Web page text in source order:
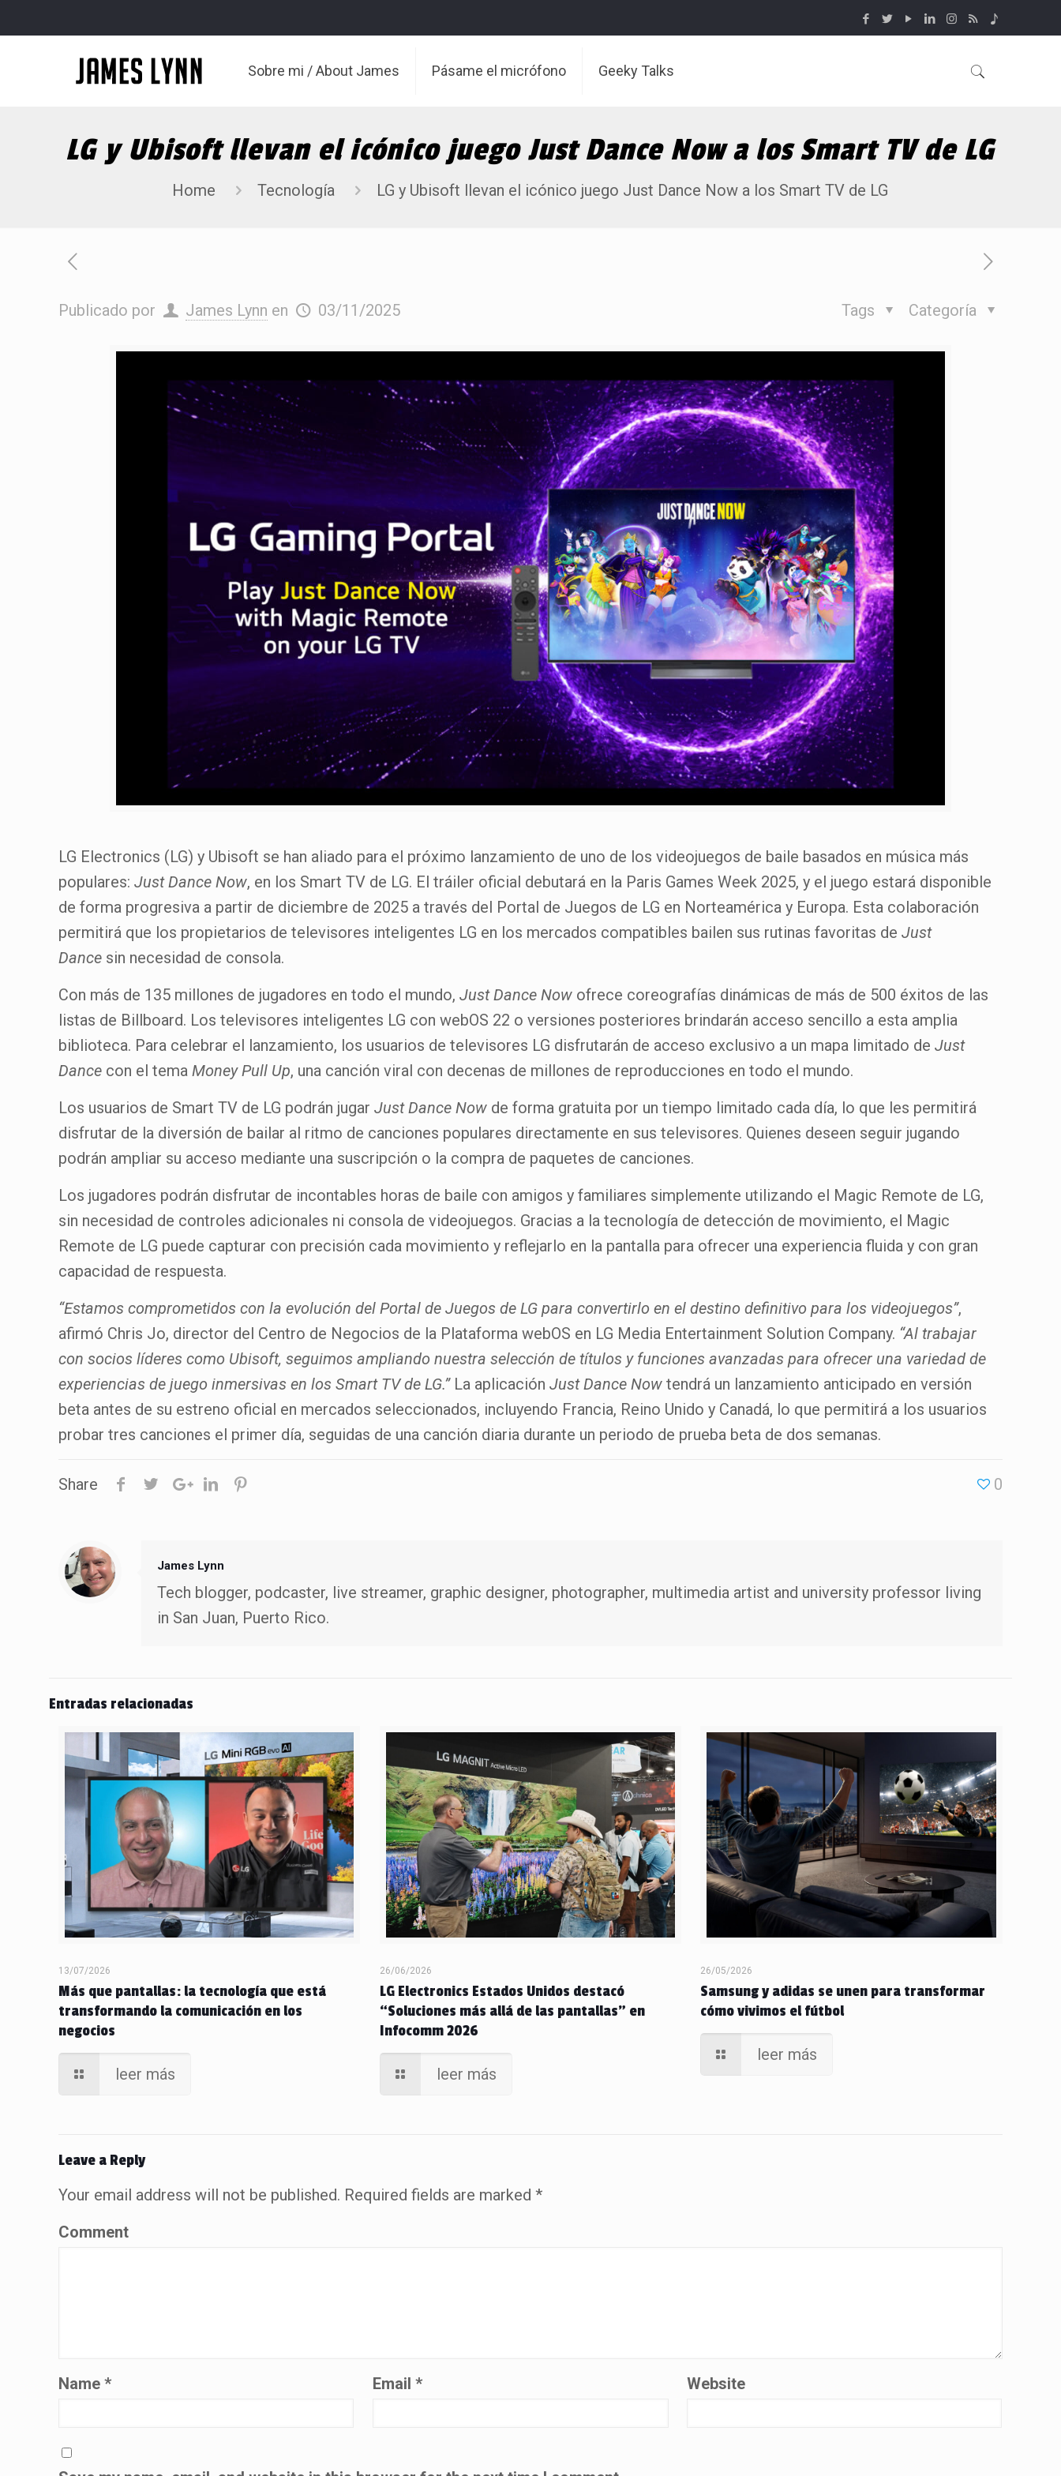
Sobre mi / About James Pásame el micrófono Geeky Talks
LG y Ubisoft llevan el icónico juego Just Dance Now a los Smart TV de LG
Home Tecnología LG y Ubisoft llevan el icónico juego Just Dance Now a los Smart TV de LG
Publicado por James Lynn en 03/11/2025 Categoría
Tags
LG Electronics (LG) y Ubisoft se han aliado para el próximo lanzamiento de uno de los videojuegos de baile basados en música más
populares:Just Dance Now, en los Smart TV de LG. El tráiler oficial debutará en la Paris Games Week 2025, y el juego estará disponible
de forma progresiva a partir de diciembre de 2025 a través del Portal de Juegos de LG en Norteamérica y Europa. Esta colaboración
permitirá que los propietarios de televisores inteligentes LG en los mercados compatibles bailen sus rutinas favoritas deJust
Dance sin necesidad de consola.
Con más de 135 millones de jugadores en todo el mundo,Just Dance Now ofrece coreografías dinámicas de más de 500 éxitos de las
listas de Billboard. Los televisores inteligentes LG con webOS 22 o versiones posteriores brindarán acceso sencillo a esta amplia
biblioteca. Para celebrar el lanzamiento, los usuarios de televisores LG disfrutarán de acceso exclusivo a un mapa limitado deJust
Dance con el temaMoney Pull Up, una canción viral con decenas de millones de reproducciones en todo el mundo.
Los usuarios de Smart TV de LG podrán jugarJust Dance Now de forma gratuita por un tiempo limitado cada día, lo que les permitirá
disfrutar de la diversión de bailar al ritmo de canciones populares directamente en sus televisores. Quienes deseen seguir jugando
podrán ampliar su acceso mediante una suscripción o la compra de paquetes de canciones.
Los jugadores podrán disfrutar de incontables horas de baile con amigos y familiares simplemente utilizando el Magic Remote de LG,
sin necesidad de controles adicionales ni consola de videojuegos. Gracias a la tecnología de detección de movimiento, el Magic
Remote de LG puede capturar con precisión cada movimiento y reflejarlo en la pantalla para ofrecer una experiencia fluida y con gran
capacidad de respuesta.
“Estamos comprometidos con la evolución del Portal de Juegos de LG para convertirlo en el destino definitivo para los videojuegos”,
afirmó Chris Jo, director del Centro de Negocios de la Plataforma webOS en LG Media Entertainment Solution Company. “Al trabajar
con socios líderes como Ubisoft, seguimos ampliando nuestra selección de títulos y funciones avanzadas para ofrecer una variedad de
experiencias de juego inmersivas en los Smart TV de LG.” La aplicaciónJust Dance Now tendrá un lanzamiento anticipado en versión
beta antes de su estreno oficial en mercados seleccionados, incluyendo Francia, Reino Unido y Canadá, lo que permitirá a los usuarios
probar tres canciones el primer día, seguidas de una canción diaria durante un periodo de prueba beta de dos semanas.
Share 0
James Lynn
Tech blogger, podcaster, live streamer, graphic designer, photographer, multimedia artist and university professor living
in San Juan, Puerto Rico.
Entradas relacionadas
13/07/2026
Más que pantallas: la tecnología que está
transformando la comunicación en los
negocios
leer más
26/06/2026
LG Electronics Estados Unidos destacó
“Soluciones más allá de las pantallas” en
Infocomm 2026
leer más
26/05/2026
Samsung y adidas se unen para transformar
cómo vivimos el fútbol
leer más
Leave a Reply
Your email address will not be published. Required fields are marked*
Comment
Name* Email* Website